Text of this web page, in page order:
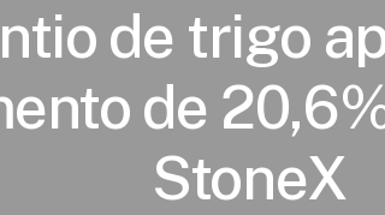
de trigo
de
StoneX